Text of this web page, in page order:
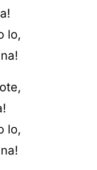
lo,
lo,